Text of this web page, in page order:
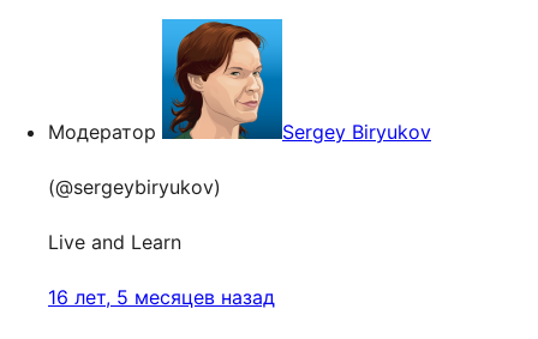
Модератор Sergey Biryukov
(@sergeybiryukov)
Live and Learn
16 лет, 5 месяцев назад